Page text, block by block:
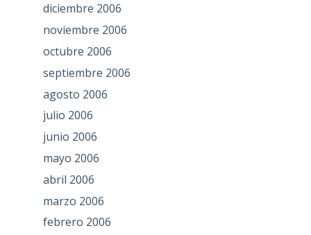
diciembre 2006
noviembre 2006
octubre 2006
septiembre 2006
agosto 2006
julio 2006
junio 2006
mayo 2006
abril 2006
marzo 2006
febrero 2006